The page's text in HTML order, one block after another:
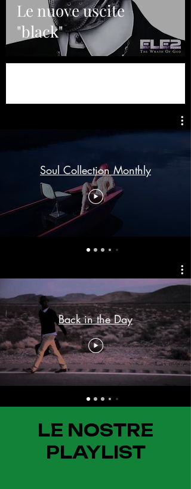
Le nuove uscite
"black"
Soul Collection Monthly
Back in the Day
LE NOSTRE
PLAYLIST